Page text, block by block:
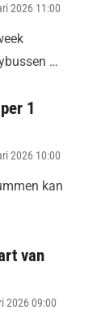
2026 11:00
…
1
2026 10:00
kan
van
2026 09:00